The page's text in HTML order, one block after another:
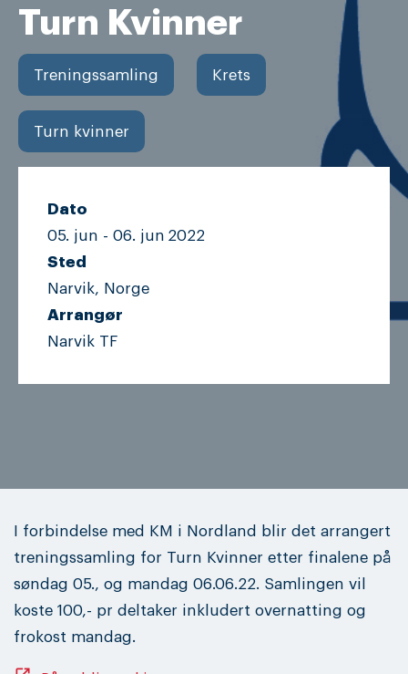
Turn Kvinner
Treningssamling Krets
Turn kvinner
Dato
05. jun - 06. jun 2022
Sted
Narvik, Norge
Arrangør
Narvik TF
I forbindelse med KM i Nordland blir det arrangert
treningssamling for Turn Kvinner etter finalene på
søndag 05., og mandag 06.06.22. Samlingen vil
koste 100,- pr deltaker inkludert overnatting og
frokost mandag.